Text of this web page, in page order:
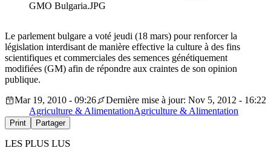
GMO Bulgaria.JPG
Le parlement bulgare a voté jeudi (18 mars) pour renforcer la
législation interdisant de manière effective la culture à des fins
scientifiques et commerciales des semences génétiquement
modifiées (GM) afin de répondre aux craintes de son opinion
publique.
Mar 19, 2010 - 09:26
Dernière mise à jour: Nov 5, 2012 - 16:22
Agriculture & AlimentationAgriculture & Alimentation
Print Partager
LES PLUS LUS